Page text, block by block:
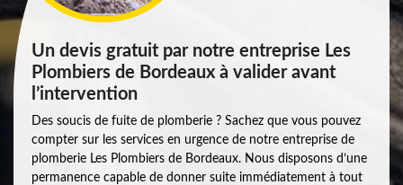
Un devis gratuit par notre entreprise Les
Plombiers de Bordeaux à valider avant
l’intervention
Des soucis de fuite de plomberie ? Sachez que vous pouvez
compter sur les services en urgence de notre entreprise de
plomberie Les Plombiers de Bordeaux. Nous disposons d’une
permanence capable de donner suite immédiatement à tout